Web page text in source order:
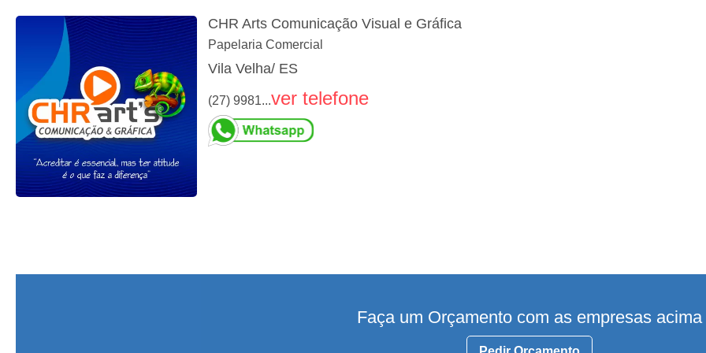
CHR Arts Comunicação Visual e Gráfica
Papelaria Comercial
Vila Velha/ ES
(27) 9981...ver telefone
Faça um Orçamento com as empresas acima